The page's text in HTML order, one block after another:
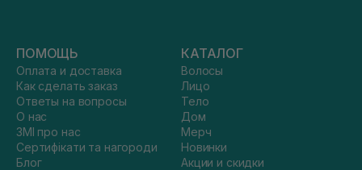
ПОМОЩЬ
Оплата и доставка
Как сделать заказ
Ответы на вопросы
О нас
ЗМІ про нас
Сертифікати та нагороди
Блог
КАТАЛОГ
Волосы
Лицо
Тело
Дом
Мерч
Новинки
Акции и скидки